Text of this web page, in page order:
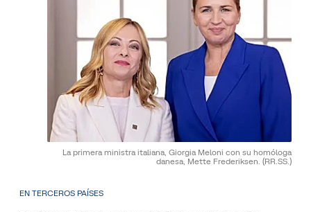
La primera ministra italiana, Giorgia Meloni con su homóloga
danesa, Mette Frederiksen. (RR.SS.)
EN TERCEROS PAÍSES